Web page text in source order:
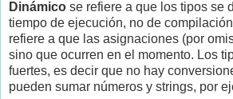
Dinámico se refiere a que los tipos se
tiempo de ejecución, no de
refiere a que las asignaciones (por
sino que ocurren en el momento. Los
fuertes, es decir que no hay
pueden sumar números y strings, por